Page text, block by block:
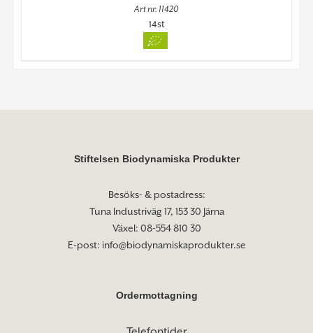
Art nr. 11420
14st
Stiftelsen Biodynamiska Produkter
Besöks- & postadress:
Tuna Industriväg 17, 153 30 Järna
Växel: 08-554 810 30
E-post: info@biodynamiskaprodukter.se
Ordermottagning